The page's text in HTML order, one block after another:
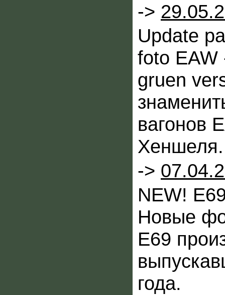
->
Update
foto EAW
gruen
вагонов
Хеншеля.
->
NEW!
Новые
E69
года.